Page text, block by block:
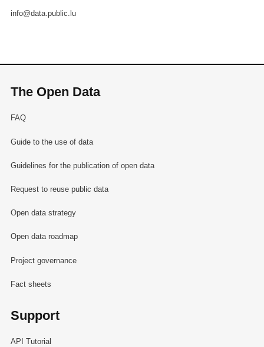
info@data.public.lu
The Open Data
FAQ
Guide to the use of data
Guidelines for the publication of open data
Request to reuse public data
Open data strategy
Open data roadmap
Project governance
Fact sheets
Support
API Tutorial